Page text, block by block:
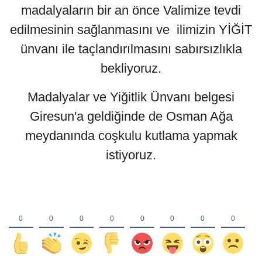
madalyaların bir an önce Valimize tevdi
edilmesinin sağlanmasını ve ilimizin YİĞİT
ünvanı ile taçlandırılmasını sabırsızlıkla
bekliyoruz.
Madalyalar ve Yiğitlik Ünvanı belgesi
Giresun'a geldiğinde de Osman Ağa
meydanında coşkulu kutlama yapmak
istiyoruz.